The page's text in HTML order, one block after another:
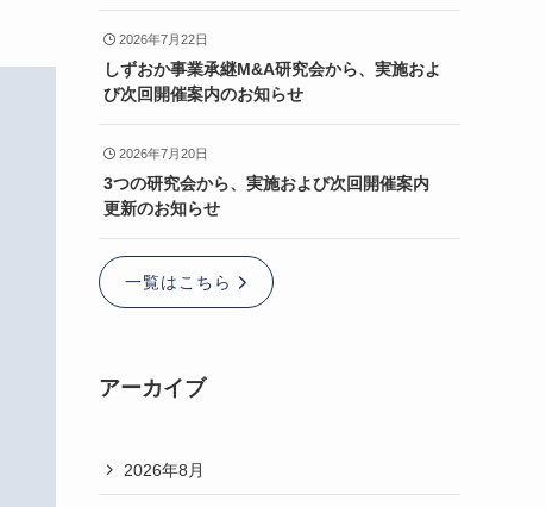
2026年7月22日
しずおか事業承継M&A研究会から、実施およ
び次回開催案内のお知らせ
2026年7月20日
3つの研究会から、実施および次回開催案内
更新のお知らせ
一覧はこちら
アーカイブ
2026年8月